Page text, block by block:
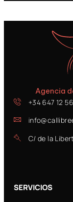
Agencia
+34 647 12
C/ de la
SERVICIOS